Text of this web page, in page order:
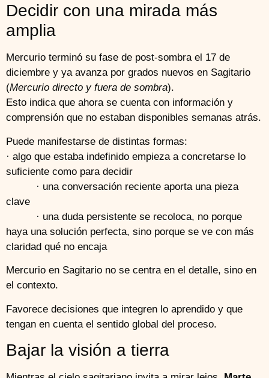
Decidir con una mirada más
amplia
Mercurio terminó su fase de post-sombra el 17 de
diciembre y ya avanza por grados nuevos en Sagitario
(Mercurio directo y fuera de sombra).
Esto indica que ahora se cuenta con información y
comprensión que no estaban disponibles semanas atrás.
Puede manifestarse de distintas formas:
· algo que estaba indefinido empieza a concretarse lo
suficiente como para decidir
· una conversación reciente aporta una pieza
clave
· una duda persistente se recoloca, no porque
haya una solución perfecta, sino porque se ve con más
claridad qué no encaja
Mercurio en Sagitario no se centra en el detalle, sino en
el contexto.
Favorece decisiones que integren lo aprendido y que
tengan en cuenta el sentido global del proceso.
Bajar la visión a tierra